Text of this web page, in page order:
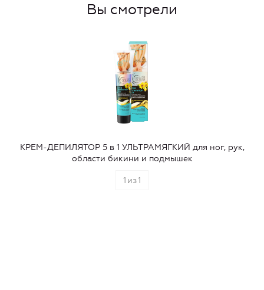
Вы смотрели
КРЕМ-ДЕПИЛЯТОР 5 в 1 УЛЬТРАМЯГКИЙ для ног, рук,
области бикини и подмышек
1 из1